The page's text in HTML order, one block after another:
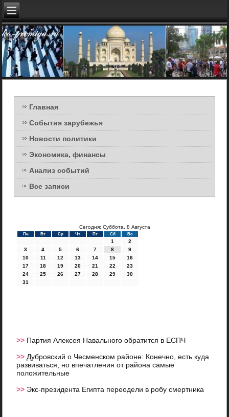
Главная
События зарубежья
Новости политики
Экономика, финансы
Анализ событий
Все записи
Сегодня: Суббота, 8 Августа
Пн Вт Ср Чт Пт Сб Вс
1
2
3
4 5 6 7 8
9
10
11 12 13 14 15
16
17
18 19 20 21 22
23
24
25 26 27 28 29
30
31
>> Партия Алексея Навального обратится в ЕСПЧ
>> Дубровский о Чесменском районе: Конечно, есть куда
развиваться, но впечатления от района самые
положительные
>> Экс-президента Египта переодели в робу смертника